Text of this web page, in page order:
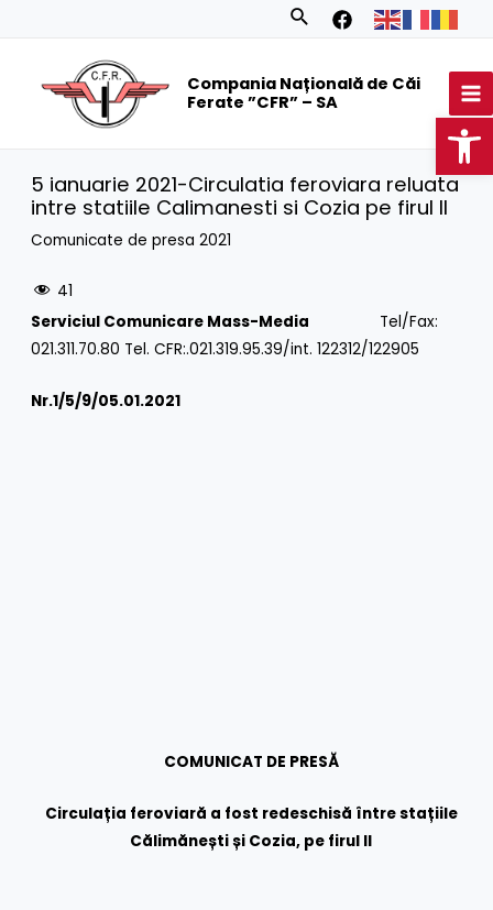
Search
Compania Națională de Căi
Ferate ”CFR” – SA
5 ianuarie 2021-Circulatia feroviara reluata
intre statiile Calimanesti si Cozia pe firul II
Comunicate de presa 2021
41
Serviciul Comunicare Mass-Media Tel/Fax:
021.311.70.80 Tel. CFR:.021.319.95.39/int. 122312/122905
Nr.1/5/9/05.01.2021
COMUNICAT DE PRESĂ
Circulația feroviară a fost redeschisă între stațiile
Călimănești și Cozia, pe firul II